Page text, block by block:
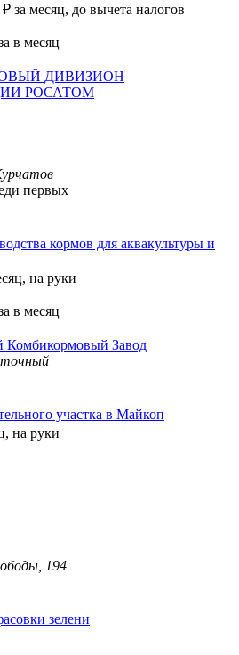
₽ за месяц, до вычета налогов
в месяц
ДИВИЗИОН
РОСАТОМ
первых
кормов для аквакультуры и
на руки
в месяц
Комбикормовый Завод
участка в Майкоп
на руки
194
зелени